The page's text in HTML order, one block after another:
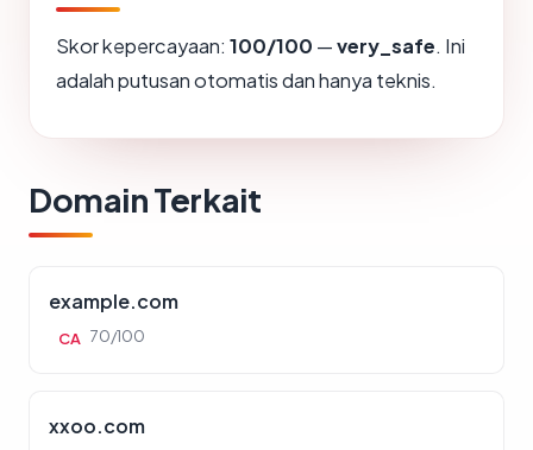
Skor kepercayaan: 100/100 —very_safe. Ini
adalah putusan otomatis dan hanya teknis.
Domain Terkait
example.com
CA 70/100
xxoo.com